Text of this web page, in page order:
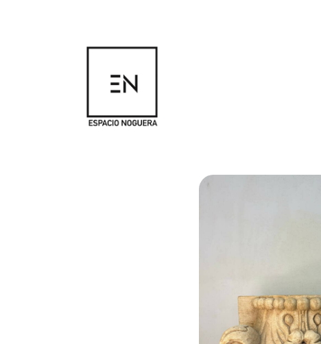
☰ Tienda ESCULTURA MADERA